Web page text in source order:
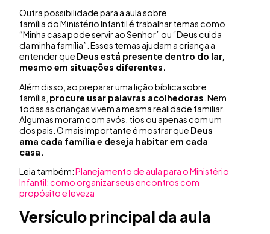
Outra possibilidade para a aula sobre
família do Ministério Infantil é trabalhar temas como
“Minha casa pode servir ao Senhor” ou “Deus cuida
da minha família”. Esses temas ajudam a criança a
entender que Deus está presente dentro do lar,
mesmo em situações diferentes.
Além disso, ao preparar uma lição bíblica sobre
família, procure usar palavras acolhedoras . Nem
todas as crianças vivem a mesma realidade familiar.
Algumas moram com avós, tios ou apenas com um
dos pais. O mais importante é mostrar que Deus
ama cada família e deseja habitar em cada
casa.
Leia também:Planejamento de aula para o Ministério
Infantil: como organizar seus encontros com
propósito e leveza
Versículo principal da aula